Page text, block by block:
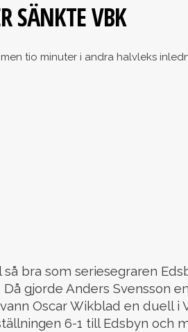
SÄNKTE VBK
tio minuter i andra halvleks
bra som seriesegraren
gjorde Anders Svensson
Oscar Wikblad en duell i
6-1 till Edsbyn och